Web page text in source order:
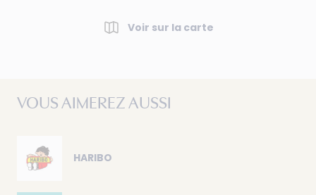
Voir sur la carte
VOUS AIMEREZ AUSSI
HARIBO